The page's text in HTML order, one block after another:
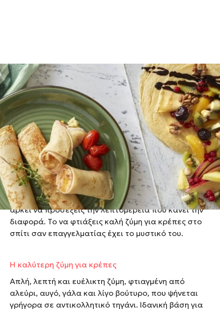
Οι κρέπες είναι, χωρίς αμφιβολία, μία από τις πιο
αγαπημένες συνταγές σε όλο τον κόσμο
Έχοντας πάντα οδηγό μου τα ταξίδια στη Γαλλία
αλλά και τους τόσους Γάλλους φίλους μου που μου
έχουν διδάξει ταμυστικά της κρέπας
, είναι κάτι που
έμαθα καλά. Η γαλλική ζύμη για κρέπες είναι λεπτή
και σχεδόν διάφανη. Είναι αυτές που τρώμε συνήθως
έξω στα εστιατόρια.
Άλλωστε η ζύμη για κρέπες είναι εύκολη υπόθεση,
αρκεί να προσέξεις την λεπτομέρεια που κάνει την
διαφορά. Το να φτιάξεις καλή ζύμη για κρέπες στο
σπίτι σαν επαγγελματίας έχει το μυστικό του.
Η καλύτερη ζύμη για κρέπες
Απλή, λεπτή και ευέλικτη ζύμη, φτιαγμένη από
αλεύρι, αυγό, γάλα και λίγο βούτυρο, που ψήνεται
γρήγορα σε αντικολλητικό τηγάνι. Ιδανική βάση για